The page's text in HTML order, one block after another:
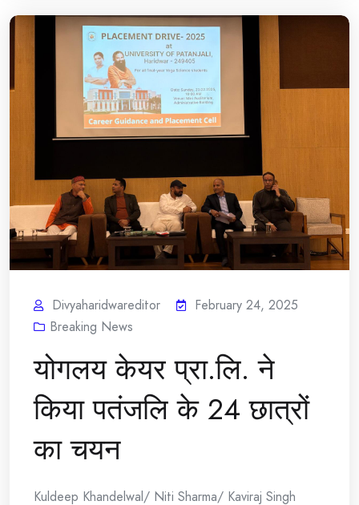
Divyaharidwareditor
February 24, 2025
Breaking News
योगलय केयर प्रा.लि. ने
किया पतंजलि के 24 छात्रों
का चयन
Kuldeep Khandelwal/ Niti Sharma/ Kaviraj Singh